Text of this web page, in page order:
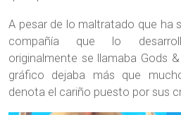
A pesar de lo maltratado que ha
compañía que lo
originalmente se llamaba Gods
gráfico dejaba más que
denota el cariño puesto por sus